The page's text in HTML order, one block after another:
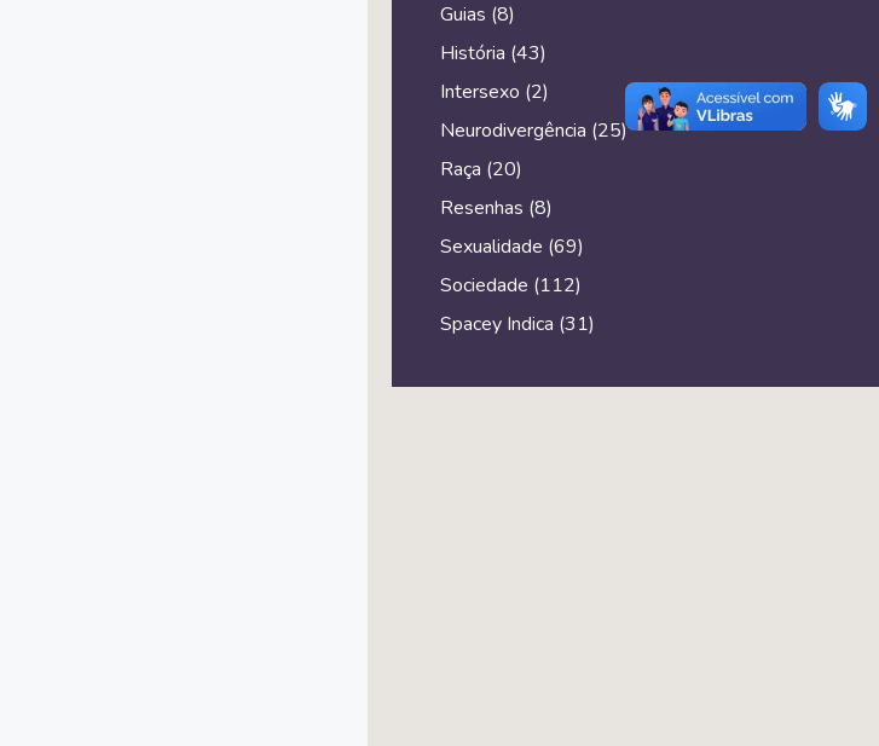
Guias (8)
História (43)
Intersexo (2)
Neurodivergência (25)
Raça (20)
Resenhas (8)
Sexualidade (69)
Sociedade (112)
Spacey Indica (31)